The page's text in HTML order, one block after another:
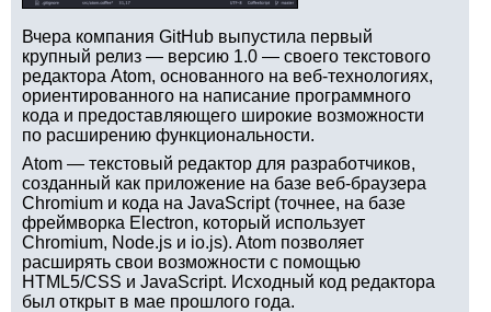
Вчера компания GitHub выпустила первый
крупный релиз — версию 1.0 — своего текстового
редактора Atom, основанного на веб-технологиях,
ориентированного на написание программного
кода и предоставляющего широкие возможности
по расширению функциональности.
Atom — текстовый редактор для разработчиков,
созданный как приложение на базе веб-браузера
Chromium и кода на JavaScript (точнее, на базе
фреймворка Electron, который использует
Chromium, Node.js и io.js). Atom позволяет
расширять свои возможности с помощью
HTML5/CSS и JavaScript. Исходный код редактора
был открыт в мае прошлого года.